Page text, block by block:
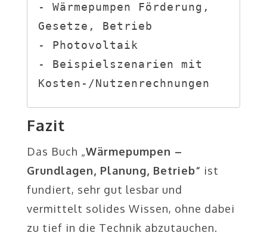
- Wärmepumpen Förderung,
Gesetze, Betrieb
- Photovoltaik
- Beispielszenarien mit
Kosten-/Nutzenrechnungen
Fazit
Das Buch „Wärmepumpen –
Grundlagen, Planung, Betrieb“ ist
fundiert, sehr gut lesbar und
vermittelt solides Wissen, ohne dabei
zu tief in die Technik abzutauchen.